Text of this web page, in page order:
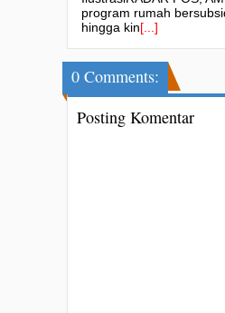
program rumah
hingga kin[...]
0 Comments:
Posting Komentar